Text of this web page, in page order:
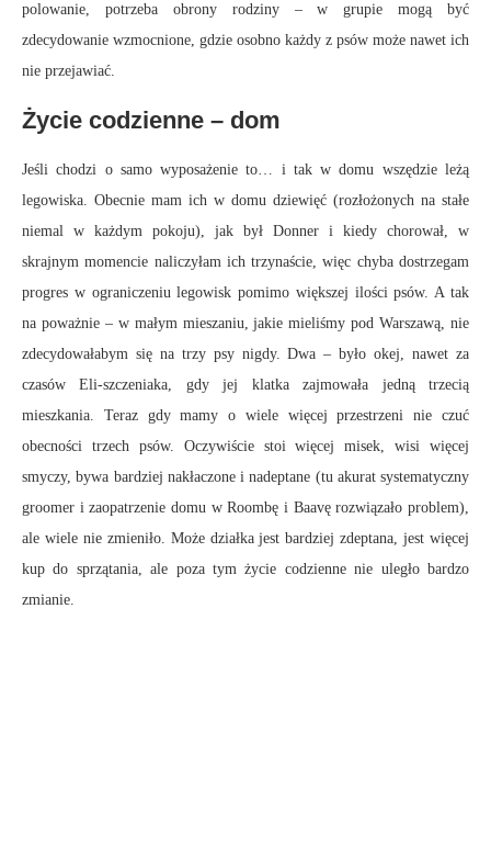
polowanie, potrzeba obrony rodziny – w grupie mogą być
zdecydowanie wzmocnione, gdzie osobno każdy z psów może nawet ich
nie przejawiać.
Życie codzienne – dom
Jeśli chodzi o samo wyposażenie to… i tak w domu wszędzie leżą
legowiska. Obecnie mam ich w domu dziewięć (rozłożonych na stałe
niemal w każdym pokoju), jak był Donner i kiedy chorował, w
skrajnym momencie naliczyłam ich trzynaście, więc chyba dostrzegam
progres w ograniczeniu legowisk pomimo większej ilości psów. A tak
na poważnie – w małym mieszaniu, jakie mieliśmy pod Warszawą, nie
zdecydowałabym się na trzy psy nigdy. Dwa – było okej, nawet za
czasów Eli-szczeniaka, gdy jej klatka zajmowała jedną trzecią
mieszkania. Teraz gdy mamy o wiele więcej przestrzeni nie czuć
obecności trzech psów. Oczywiście stoi więcej misek, wisi więcej
smyczy, bywa bardziej nakłaczone i nadeptane (tu akurat systematyczny
groomer i zaopatrzenie domu w Roombę i Baavę rozwiązało problem),
ale wiele nie zmieniło. Może działka jest bardziej zdeptana, jest więcej
kup do sprzątania, ale poza tym życie codzienne nie uległo bardzo
zmianie.